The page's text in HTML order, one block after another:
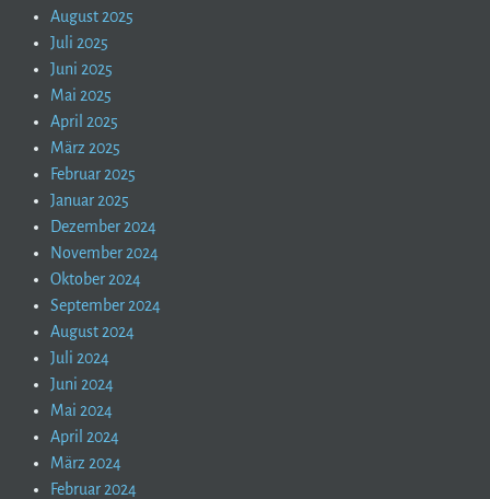
August 2025
Juli 2025
Juni 2025
Mai 2025
April 2025
März 2025
Februar 2025
Januar 2025
Dezember 2024
November 2024
Oktober 2024
September 2024
August 2024
Juli 2024
Juni 2024
Mai 2024
April 2024
März 2024
Februar 2024